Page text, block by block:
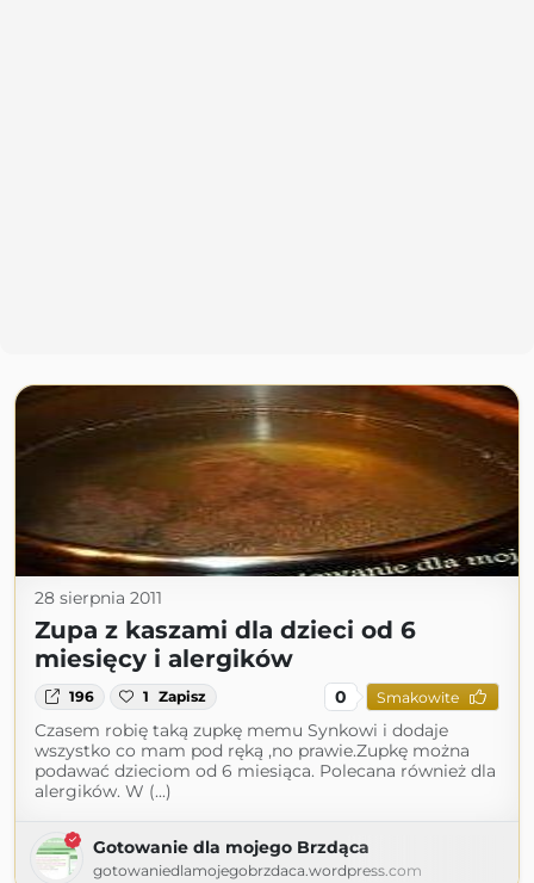
28 sierpnia 2011
Zupa z kaszami dla dzieci od 6
miesięcy i alergików
196 1 Zapisz 0 Smakowite
Czasem robię taką zupkę memu Synkowi i dodaje
wszystko co mam pod ręką ,no prawie.Zupkę można
podawać dzieciom od 6 miesiąca. Polecana również dla
alergików. W (...)
Gotowanie dla mojego Brzdąca
gotowaniedlamojegobrzdaca.wordpress.com